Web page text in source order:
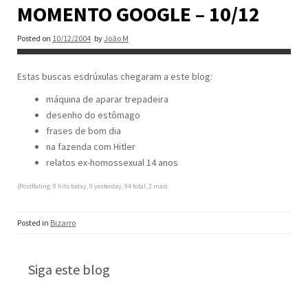
MOMENTO GOOGLE – 10/12
Posted on 10/12/2004 by João M
Estas buscas esdrúxulas chegaram a este blog:
máquina de aparar trepadeira
desenho do estômago
frases de bom dia
na fazenda com Hitler
relatos ex-homossexual 14 anos
(PostRating: 0 hits today, 0 yesterday, 94 total, 2 max)
Posted in Bizarro
Siga este blog